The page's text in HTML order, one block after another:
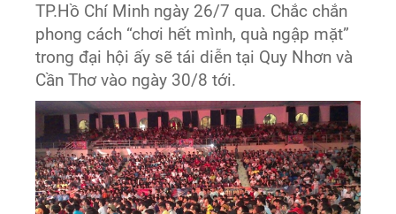
TP.Hồ Chí Minh ngày 26/7 qua. Chắc chắn
phong cách “chơi hết mình, quà ngập mặt”
trong đại hội ấy sẽ tái diễn tại Quy Nhơn và
Cần Thơ vào ngày 30/8 tới.